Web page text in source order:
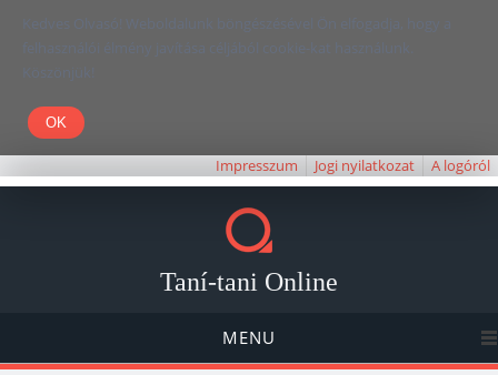
Kedves Olvasó! Weboldalunk böngészésével Ön elfogadja, hogy a
felhasználói élmény javítása céljából cookie-kat használunk.
Köszönjük!
Impresszum Jogi nyilatkozat A logóról
Taní-tani Online
MENU